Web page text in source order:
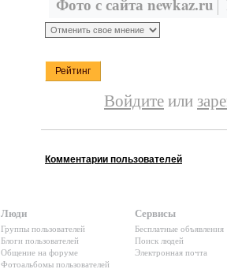
Фото с сайта newkaz.ru
Войдитеили
Комментарии пользователей
Люди
Группы пользователей
Блоги пользователей
Общение на форуме
Фотоальбомы пользователей
Сервисы
Бесплатные объявления
Поиск людей
Электронная почта